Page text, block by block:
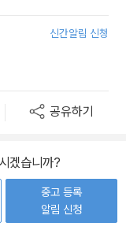
신간알림 신청
공유하기
겠습니까?
중고 등록
알림 신청